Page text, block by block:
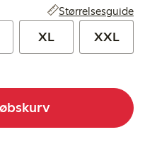
Størrelsesguide
XL XXL